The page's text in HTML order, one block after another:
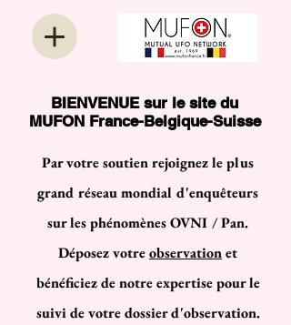
BIENVENUE sur le site du
MUFON France-Belgique-Suisse
Par votre soutien rejoignez le plus
grand réseau mondial d'enquêteurs
sur les phénomènes OVNI / Pan.
Déposez votreobservationet
bénéficiez de notre expertise pour le
suivi de votre dossier d'observation.